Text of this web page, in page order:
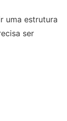
uma estrutura
ser